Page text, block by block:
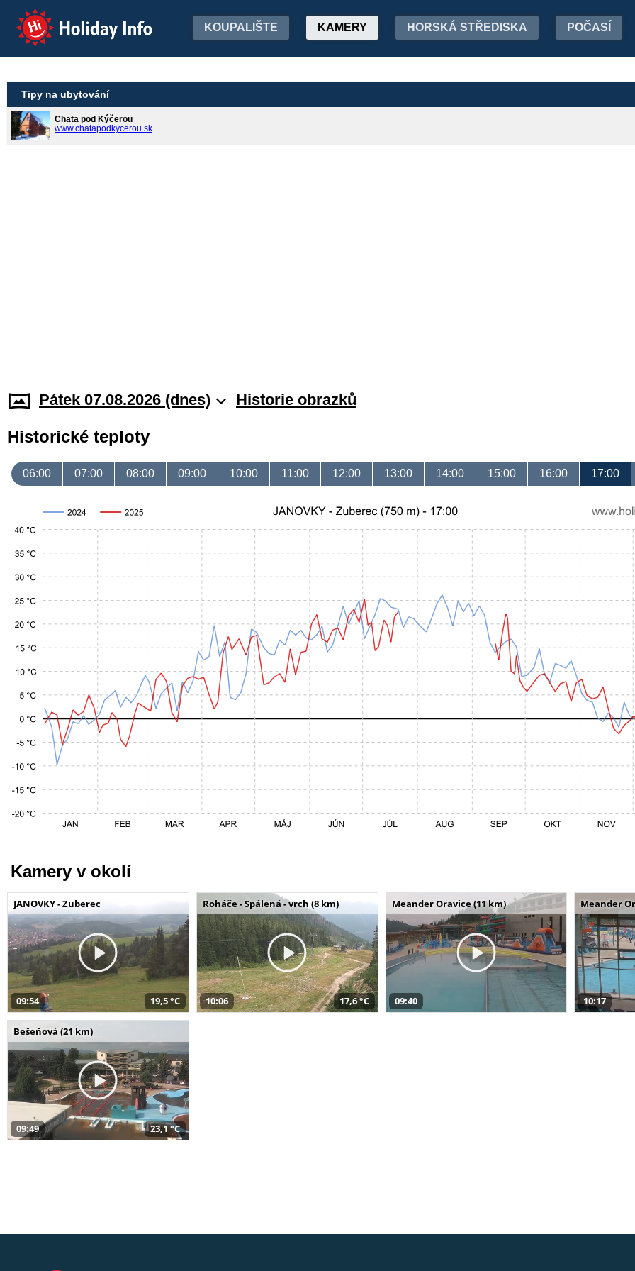
Holiday Info KOUPALIŠTE KAMERY HORSKÁ STŘEDISKA POČASÍ
Tipy na ubytování
Chata pod Kýčerou
www.chatapodkycerou.sk
Pátek 07.08.2026 (dnes) Historie obrazků
Historické teploty
06:00 07:00 08:00 09:00 10:00 11:00 12:00 13:00 14:00 15:00 16:00 17:00
Kamery v okolí
JANOVKY - Zuberec
09:54 19,5 °C
Roháče - Spálená - vrch (8 km)
10:06 17,6 °C
Meander Oravice (11 km)
09:40
Meander
10:17
Bešeňová (21 km)
09:49 23,1 °C